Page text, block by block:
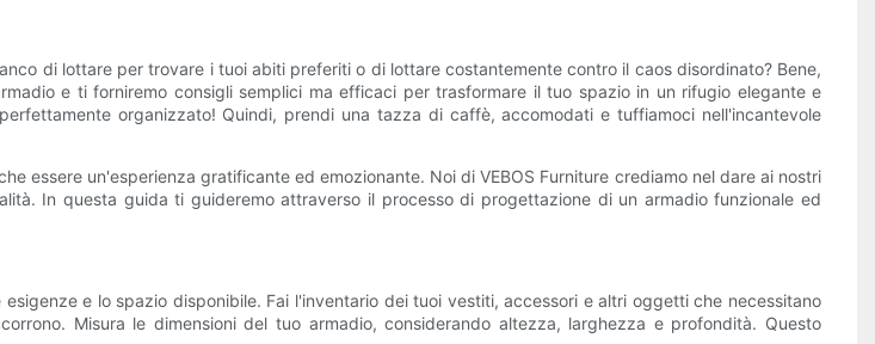
di lottare per trovare i tuoi abiti preferiti o di lottare costantemente contro il caos disordinato? Bene,
e ti forniremo consigli semplici ma efficaci per trasformare il tuo spazio in un rifugio elegante e
organizzato! Quindi, prendi una tazza di caffè, accomodati e tuffiamoci nell'incantevole
essere un'esperienza gratificante ed emozionante. Noi di VEBOS Furniture crediamo nel dare ai nostri
In questa guida ti guideremo attraverso il processo di progettazione di un armadio funzionale ed
e lo spazio disponibile. Fai l'inventario dei tuoi vestiti, accessori e altri oggetti che necessitano
Misura le dimensioni del tuo armadio, considerando altezza, larghezza e profondità. Questo